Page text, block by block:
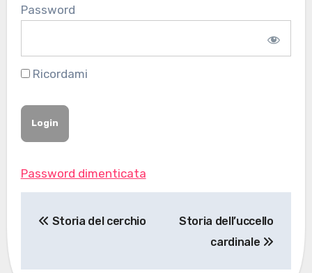
Password
Ricordami
Password dimenticata
Storia del cerchio
Storia dell’uccello
cardinale